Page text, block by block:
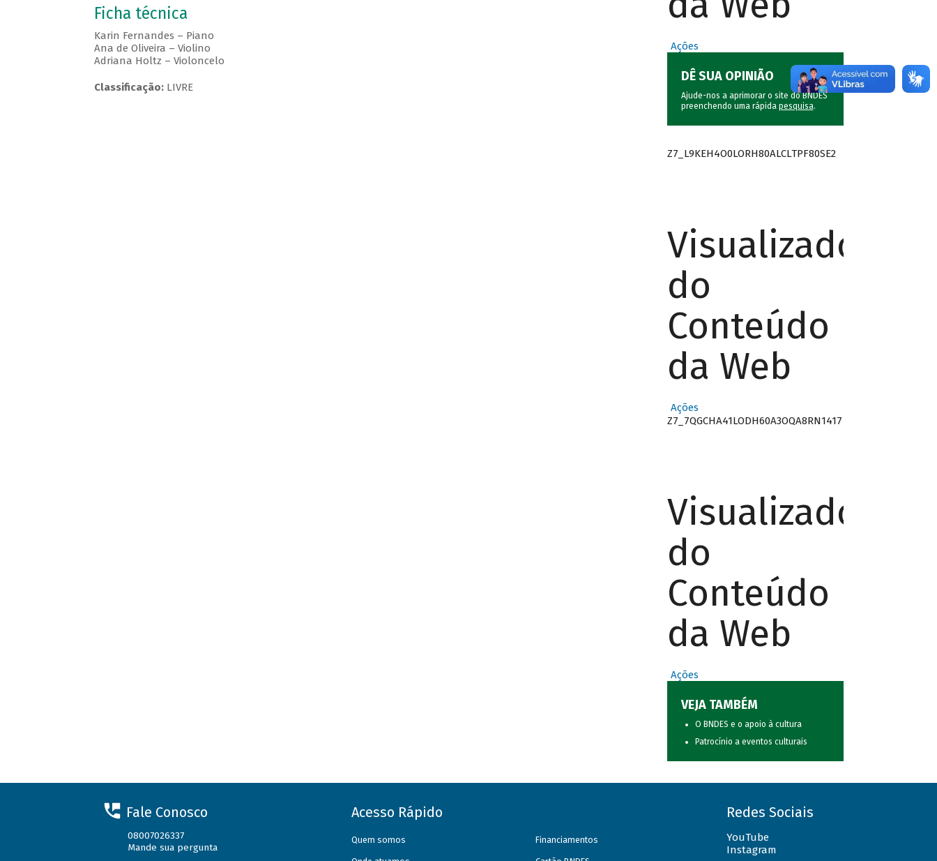
Ficha técnica
Karin Fernandes – Piano
Ana de Oliveira – Violino
Adriana Holtz – Violoncelo
Classificação:LIVRE
Ações
DÊ SUA OPINIÃO
Ajude-nos a aprimorar o site do BNDES
preenchendo uma rápida pesquisa.
Z7_L9KEH4O0LORH80ALCLTPF80SE2
Visualizador
do
Conteúdo
da Web
Ações
Z7_7QGCHA41LODH60A3OQA8RN1417
Visualizador
do
Conteúdo
da Web
Ações
VEJA TAMBÉM
O BNDES e o apoio à cultura
Patrocínio a eventos culturais
Fale Conosco
08007026337
Mande sua pergunta
Acesso Rápido
Quem somos Financiamentos
Redes Sociais
YouTube
Instagram